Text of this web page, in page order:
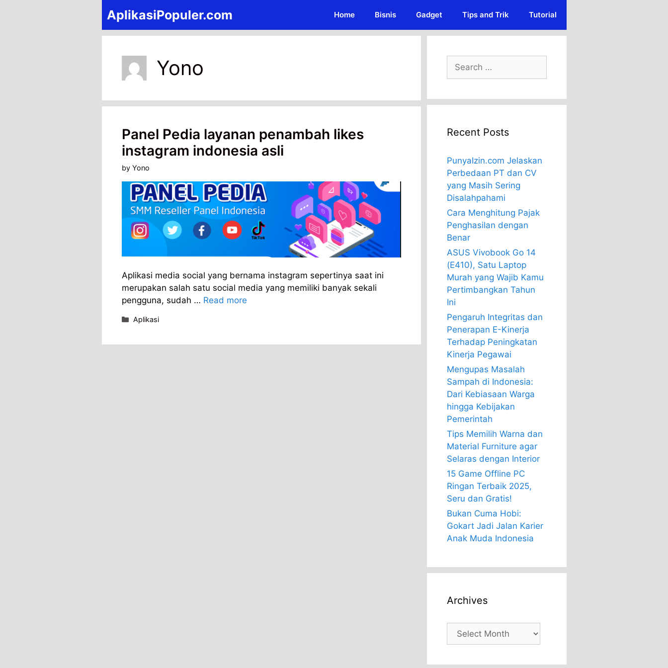
AplikasiPopuler.com Home Bisnis Gadget Tips and Trik Tutorial
Yono
Panel Pedia layanan penambah likes
instagram indonesia asli
by Yono
Aplikasi media social yang bernama instagram sepertinya saat ini
merupakan salah satu social media yang memiliki banyak sekali
pengguna, sudah … Read more
Categories
Aplikasi
Search
for:
Recent Posts
PunyaIzin.com Jelaskan
Perbedaan PT dan CV
yang Masih Sering
Disalahpahami
Cara Menghitung Pajak
Penghasilan dengan
Benar
ASUS Vivobook Go 14
(E410), Satu Laptop
Murah yang Wajib Kamu
Pertimbangkan Tahun
Ini
Pengaruh Integritas dan
Penerapan E-Kinerja
Terhadap Peningkatan
Kinerja Pegawai
Mengupas Masalah
Sampah di Indonesia:
Dari Kebiasaan Warga
hingga Kebijakan
Pemerintah
Tips Memilih Warna dan
Material Furniture agar
Selaras dengan Interior
15 Game Offline PC
Ringan Terbaik 2025,
Seru dan Gratis!
Bukan Cuma Hobi:
Gokart Jadi Jalan Karier
Anak Muda Indonesia
Archives
Archives